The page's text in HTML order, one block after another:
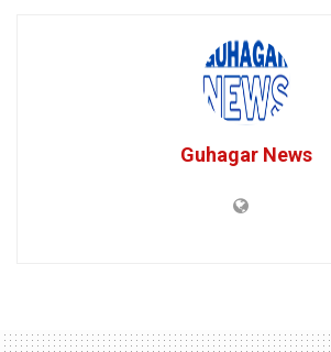
Guhagar News